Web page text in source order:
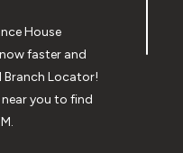
House
faster and
Branch Locator!
you to find